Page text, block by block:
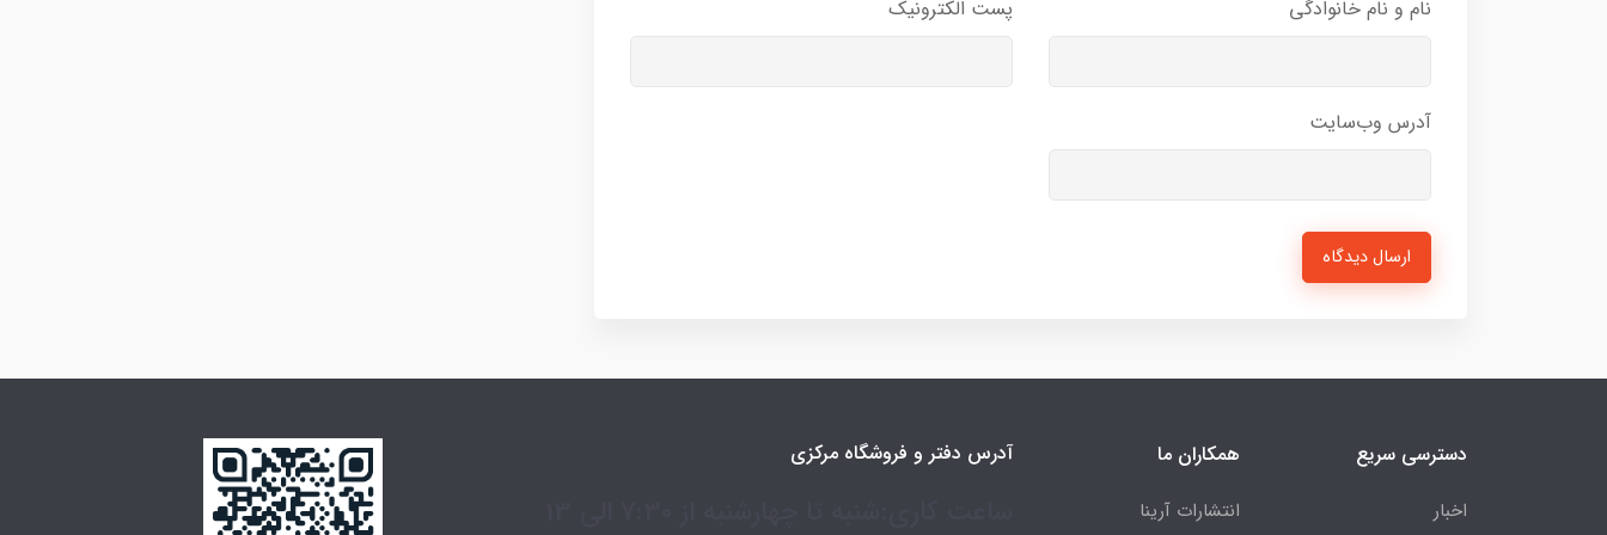
نام و نام خانوادگی پست الکترونیک
آدرس وب‌سایت
ارسال دیدگاه
دسترسی سریع
اخبار
همکاران ما
انتشارات آرینا
آدرس دفتر و فروشگاه مرکزی